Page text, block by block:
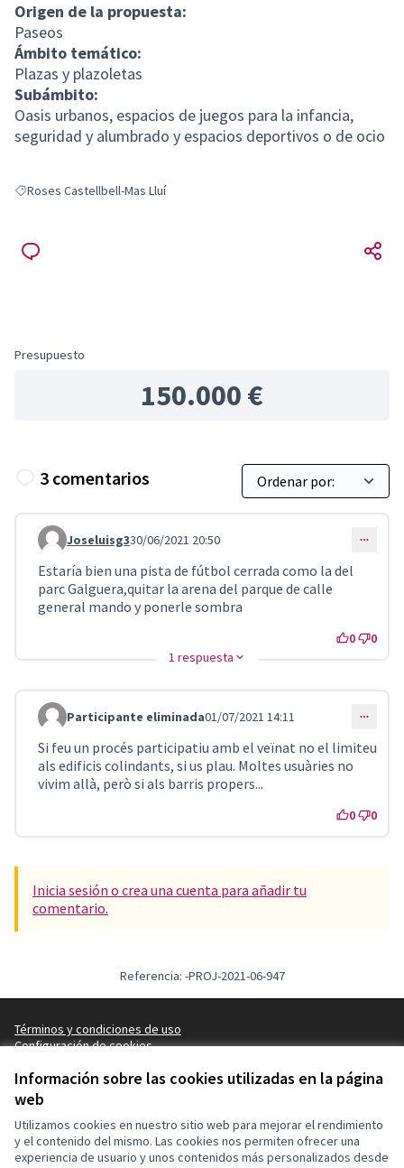
Información sobre las cookies utilizadas en la página
web
Utilizamos cookies en nuestro sitio web para mejorar el rendimiento
y el contenido del mismo. Las cookies nos permiten ofrecer una
experiencia de usuario y unos contenidos más personalizados desde
Origen de la propuesta:
Paseos
Ámbito temático:
Plazas y plazoletas
Subámbito:
Oasis urbanos, espacios de juegos para la infancia,
seguridad y alumbrado y espacios deportivos o de ocio
Resultados al filtrar por: Roses Castellbell-Mas Lluí
Roses Castellbell-Mas Lluí
Presupuesto
150.000 €
3 comentarios
Comentario 2098
Joseluisg330/06/2021 20:50
Estaría bien una pista de fútbol cerrada como la del
parc Galguera,quitar la arena del parque de calle
general mando y ponerle sombra
0
0
1 respuesta
Comentario 2103
Participante eliminada01/07/2021 14:11
Si feu un procés participatiu amb el veïnat no el limiteu
als edificis colindants, si us plau. Moltes usuàries no
vivim allà, però si als barris propers...
0 0
Inicia sesión o crea una cuenta para añadir tu
comentario.
Referencia: -PROJ-2021-06-947
Términos y condiciones de uso
Configuración de cookies
(Enlace externo)
(Enlace externo)
(Enlace externo)
(Enlace externo)
Castellano
Triar la llengua